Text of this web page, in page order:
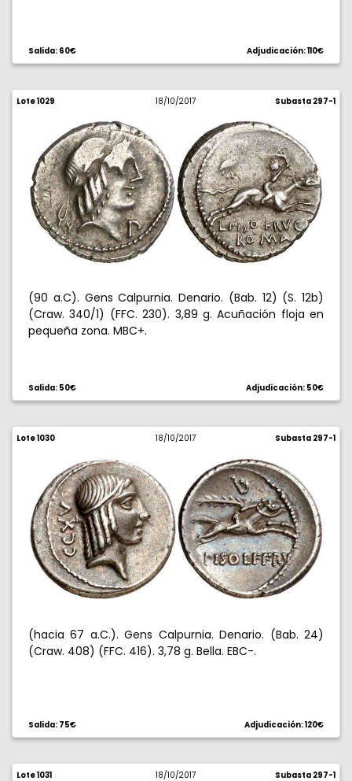
Salida: 60€ Adjudicación: 110€
Lote 1029 18/10/2017 Subasta 297-1
(90 a.C). Gens Calpurnia. Denario. (Bab. 12) (S. 12b)
(Craw. 340/1) (FFC. 230). 3,89 g. Acuñación floja en
pequeña zona. MBC+.
Salida: 50€ Adjudicación: 50€
Lote 1030 18/10/2017 Subasta 297-1
(hacia 67 a.C.). Gens Calpurnia. Denario. (Bab. 24)
(Craw. 408) (FFC. 416). 3,78 g. Bella. EBC-.
Salida: 75€ Adjudicación: 120€
Lote 1031 18/10/2017 Subasta 297-1